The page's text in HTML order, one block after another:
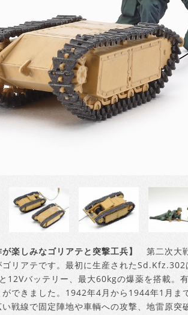
が楽しみなゴリアテと突撃工兵】
第二次大
ゴリアテです。最初に生産された
12Vバッテリー、最大60kgの爆薬を搭載。
できました。1942年4月から1944年1月ま
戦線で固定陣地や車輌への攻撃、地雷原突